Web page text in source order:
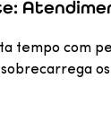
tempo com